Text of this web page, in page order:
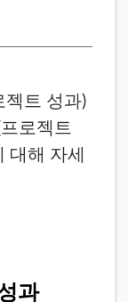
젝트 성과)
로젝트
대해 자세